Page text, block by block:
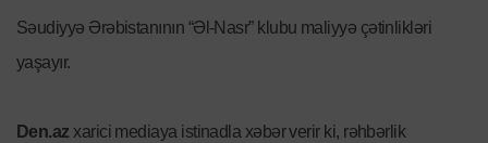
Səudiyyə Ərəbistanının “Əl-Nasr” klubu maliyyə çətinlikləri
yaşayır.
Den.az xarici mediaya istinadla xəbər verir ki, rəhbərlik